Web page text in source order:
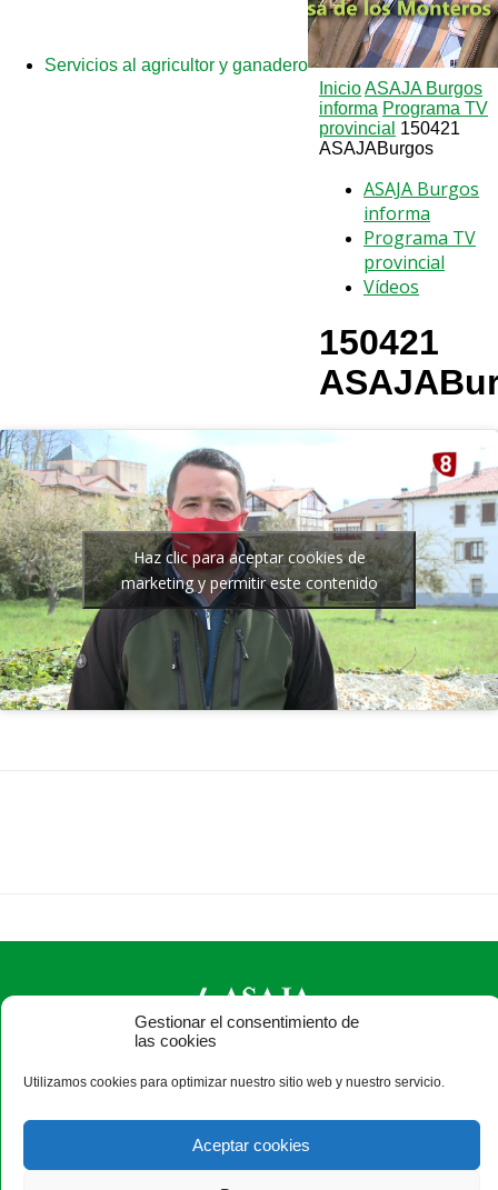
Gestionar el consentimiento de
las cookies
Utilizamos cookies para optimizar nuestro sitio web y nuestro servicio.
Aceptar cookies
Servicios al agricultor y ganadero
InicioASAJA Burgos
informa Programa TV
provincial 150421
ASAJABurgos
ASAJA Burgos
informa
Programa TV
provincial
Vídeos
150421
Haz clic para aceptar cookies de
marketing y permitir este contenido
ASAJA Burgos - Jóvenes Agricultores
+34 947 244 247 ·
info@asajaburgos.com